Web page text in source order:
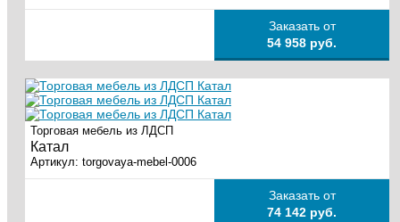
Заказать от
54 958 руб.
Торговая мебель из ЛДСП
Катал
Артикул: torgovaya-mebel-0006
Заказать от
74 142 руб.